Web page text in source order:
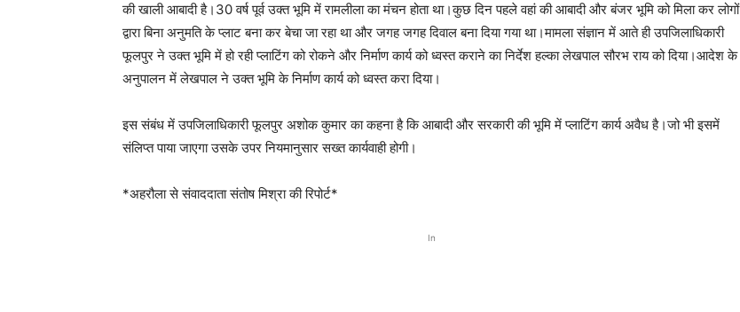
की खाली आबादी है।30 वर्ष पूर्व उक्त भूमि में रामलीला का मंचन होता था।कुछ दिन पहले वहां की आबादी और बंजर भूमि को मिला कर लोगों
द्वारा बिना अनुमति के प्लाट बना कर बेचा जा रहा था और जगह जगह दिवाल बना दिया गया था।मामला संज्ञान में आते ही उपजिलाधिकारी
फूलपुर ने उक्त भूमि में हो रही प्लाटिंग को रोकने और निर्माण कार्य को ध्वस्त कराने का निर्देश हल्का लेखपाल सौरभ राय को दिया।आदेश के
अनुपालन में लेखपाल ने उक्त भूमि के निर्माण कार्य को ध्वस्त करा दिया।
इस संबंध में उपजिलाधिकारी फूलपुर अशोक कुमार का कहना है कि आबादी और सरकारी की भूमि में प्लाटिंग कार्य अवैध है।जो भी इसमें
संलिप्त पाया जाएगा उसके उपर नियमानुसार सख्त कार्यवाही होगी।
*अहरौला से संवाददाता संतोष मिश्रा की रिपोर्ट*
In